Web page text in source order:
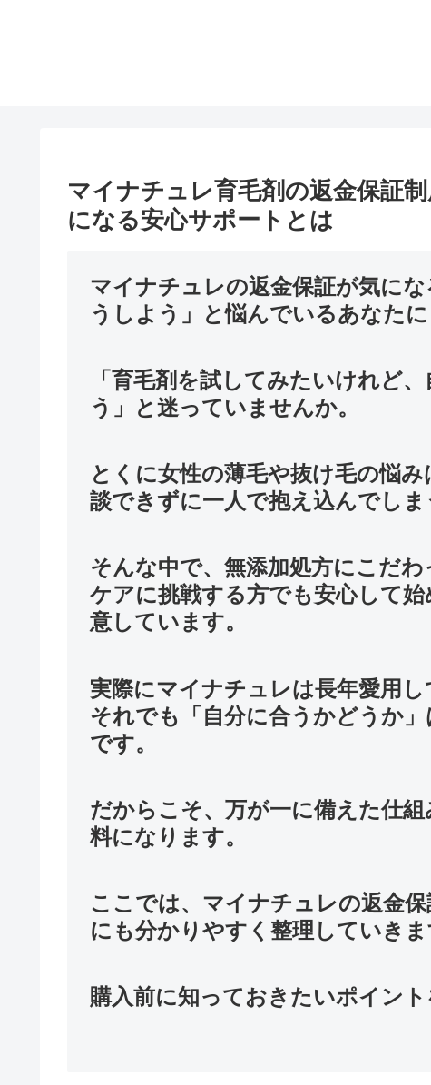
マイナチュレ育毛剤の返金保証
になる安心サポートとは
マイナチュレの返金保証が気に
うしよう」と悩んでいるあなたに
「育毛剤を試してみたいけれど
う」と迷っていませんか。
とくに女性の薄毛や抜け毛の悩
談できずに一人で抱え込んでし
そんな中で、無添加処方にこだ
ケアに挑戦する方でも安心して
意しています。
実際にマイナチュレは長年愛用
それでも「自分に合うかどうか
です。
だからこそ、万が一に備えた仕
料になります。
ここでは、マイナチュレの返金
にも分かりやすく整理していきま
購入前に知っておきたいポイン